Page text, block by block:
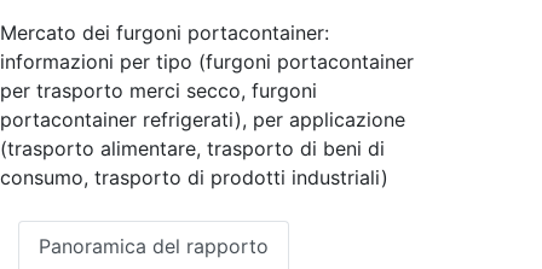
Mercato dei furgoni portacontainer:
informazioni per tipo (furgoni portacontainer
per trasporto merci secco, furgoni
portacontainer refrigerati), per applicazione
(trasporto alimentare, trasporto di beni di
consumo, trasporto di prodotti industriali)
Panoramica del rapporto